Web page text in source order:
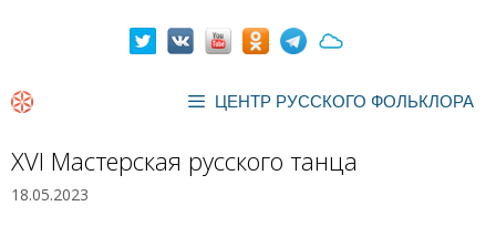
ЦЕНТР РУССКОГО ФОЛЬКЛОРА
XVI Мастерская русского танца
18.05.2023